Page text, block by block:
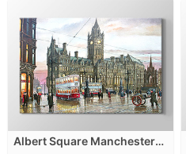
Albert Square Manchester